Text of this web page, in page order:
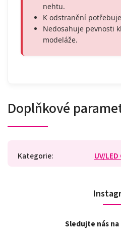
nehtu.
K odstranění
Nedosahuje pevnosti
modeláže.
Doplňkové
Kategorie: UV/
Sledujte nás